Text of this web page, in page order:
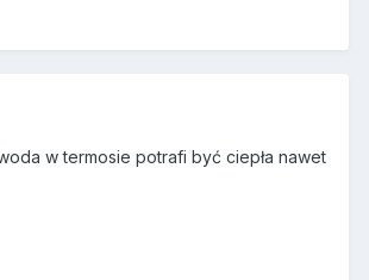
w termosie potrafi być ciepła nawet